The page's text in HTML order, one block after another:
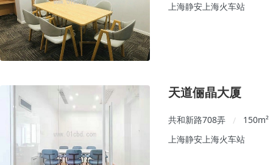
上海静安上海火车站
天道俪晶大厦
共和新路708弄 / 150m²
上海静安上海火车站